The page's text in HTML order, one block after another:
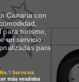
dropdown
Canaria con
turismo,
un servicio
para